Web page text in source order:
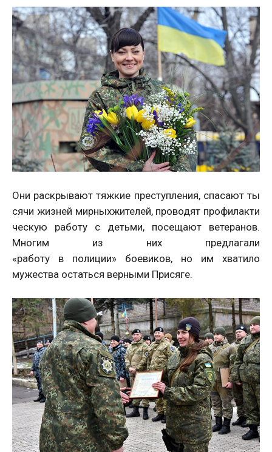
Они раскрывают тяжкие преступления, спасают ты
сячи жизней мирныхжителей, проводят профилакти
ческую работу с детьми, посещают ветеранов.
Многим из них предлагали
«работу в полиции» боевиков, но им хватило
мужества остаться верными Присяге.